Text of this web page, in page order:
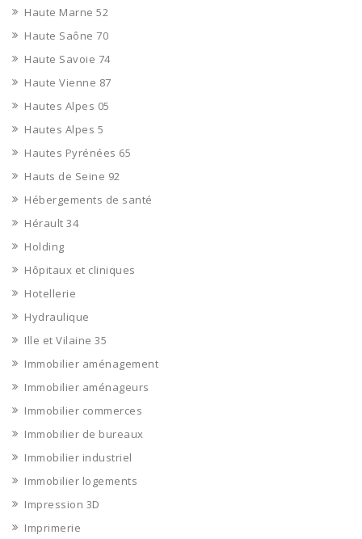
Haute Marne 52
Haute Saône 70
Haute Savoie 74
Haute Vienne 87
Hautes Alpes 05
Hautes Alpes 5
Hautes Pyrénées 65
Hauts de Seine 92
Hébergements de santé
Hérault 34
Holding
Hôpitaux et cliniques
Hotellerie
Hydraulique
Ille et Vilaine 35
Immobilier aménagement
Immobilier aménageurs
Immobilier commerces
Immobilier de bureaux
Immobilier industriel
Immobilier logements
Impression 3D
Imprimerie